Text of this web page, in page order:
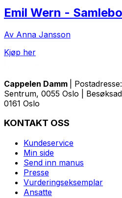
Emil Wern -
Av Anna Jansson
Kjøp her
Cappelen Damm
|
Sentrum, 0055 Oslo |
0161 Oslo
KONTAKT OSS
Kundeservice
Min side
Send inn manus
Presse
Vurderingseksemplar
Ansatte